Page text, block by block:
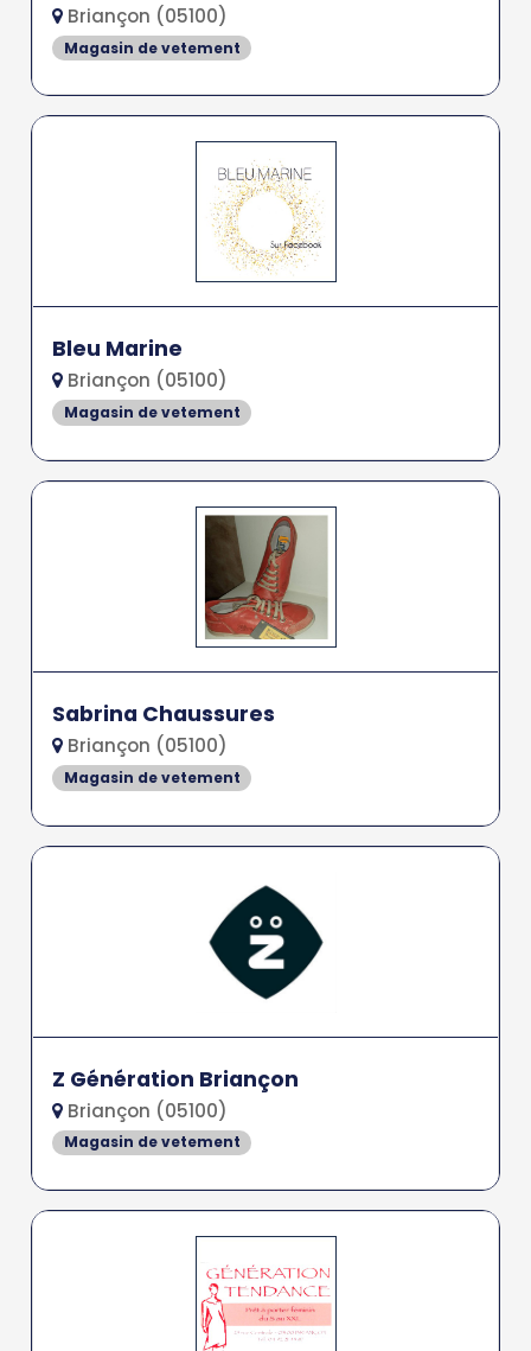
Briançon (05100)
Magasin de vetement
Bleu Marine
Briançon (05100)
Magasin de vetement
Sabrina Chaussures
Briançon (05100)
Magasin de vetement
Z Génération Briançon
Briançon (05100)
Magasin de vetement